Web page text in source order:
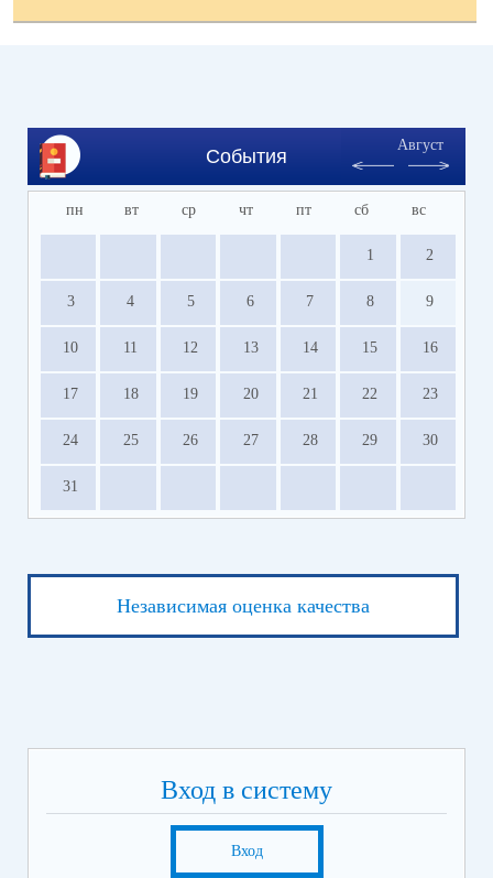
События
Август
пн вт ср чт пт сб вс
1 2
3 4 5 6 7 8 9
10 11 12 13 14 15 16
17 18 19 20 21 22 23
24 25 26 27 28 29 30
31
Независимая оценка качества
Вход в систему
Вход